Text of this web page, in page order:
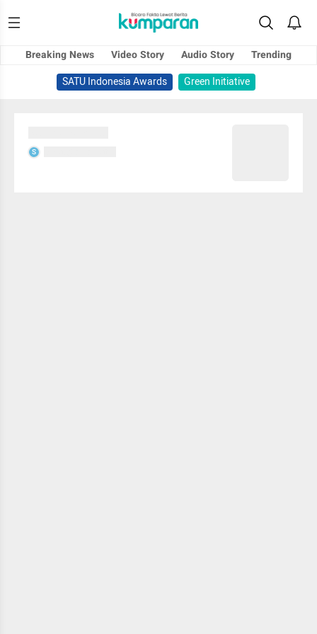
Breaking News Video Story Audio Story
Trending
SATU Indonesia Awards
Green Initiative
S